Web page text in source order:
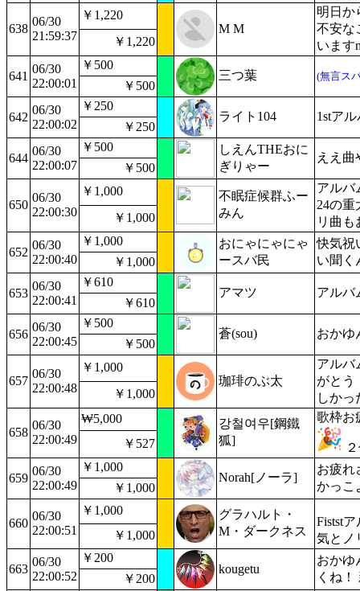
638
06/30
21:59:37
￥1,220
M M
明日か
不安な
います
￥1,220
641
06/30
22:00:01
￥500
三つ葉 (無言ス
￥500
642
06/30
22:00:02
￥250
ライト104 1stア
￥250
644
06/30
22:00:07
￥500
しえんTHEおに
ぎりゃー
ええ曲
￥500
650
06/30
22:00:30
￥1,000
不眠症候群ふー
みん
アルバ
24の
リ曲
￥1,000
652
06/30
22:00:40
￥1,000
おにゃにゃにゃ
ースバ民
快気祝
い聞く
￥1,000
653
06/30
22:00:41
￥610
アマツ アルバ
￥610
656
06/30
22:00:45
￥500
蒼(sou) おかゆ
￥500
657
06/30
22:00:48
￥1,000
珈琲のぶ太
アルバ
がとう
しかっ
￥1,000
658
06/30
22:00:49
₩5,000
강철여우[鋼鐵
狐]
歌枠お
￥527
659
06/30
22:00:49
￥1,000
Norah[ノーラ]
お疲れ
かっこ
￥1,000
660
06/30
22:00:51
￥1,000
グラハルト・
M・ダークネス
Fistst
気とノ
￥1,000
663
06/30
22:00:52
￥200
kougetu
おかゆ
くね
￥200